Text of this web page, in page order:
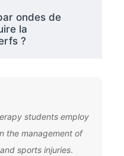
ondes de
la
?
students employ
the management of
sports injuries.